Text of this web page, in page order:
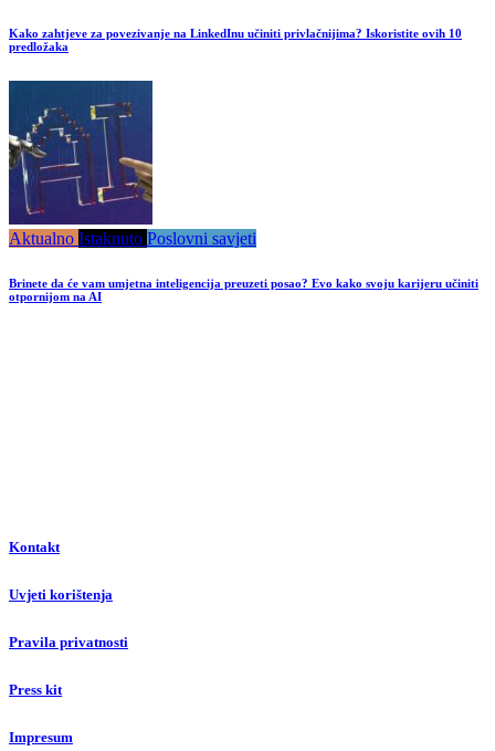
Kako zahtjeve za povezivanje na LinkedInu učiniti privlačnijima? Iskoristite ovih 10
predložaka
Aktualno Istaknuto Poslovni savjeti
Brinete da će vam umjetna inteligencija preuzeti posao? Evo kako svoju karijeru učiniti
otpornijom na AI
Kontakt
Uvjeti korištenja
Pravila privatnosti
Press kit
Impresum